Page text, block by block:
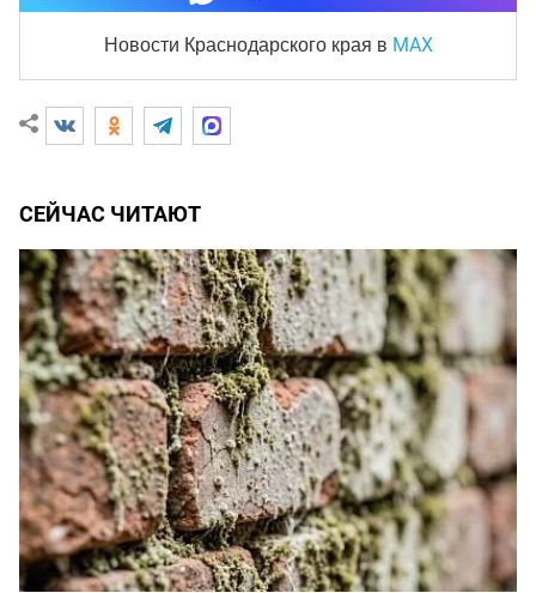
Новости Краснодарского края в MAX
СЕЙЧАС ЧИТАЮТ